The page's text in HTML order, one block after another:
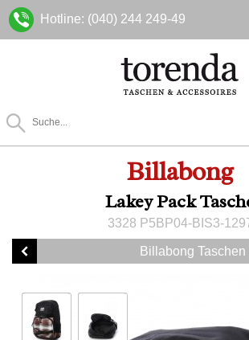
Hotline: (040) 244 249-49
Billabong
Lakey Pack
3328 P5BP04-BIS3-
Billabong Taschen